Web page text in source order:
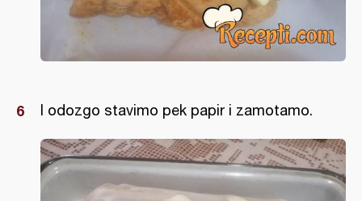
I odozgo stavimo pek papir i zamotamo.